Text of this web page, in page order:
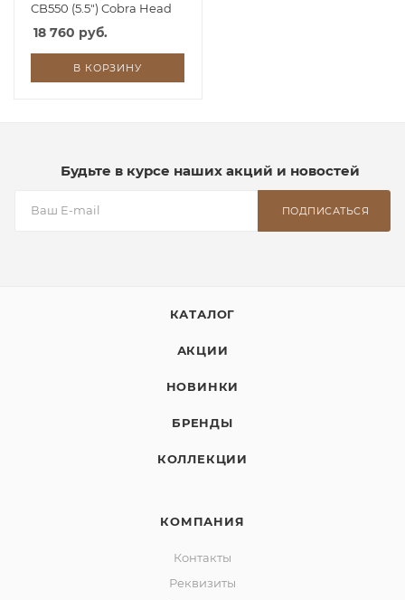
CB550 (5.5") Cobra Head
18 760 руб.
В КОРЗИНУ
Будьте в курсе наших акций и новостей
ПОДПИСАТЬСЯ
КАТАЛОГ
АКЦИИ
НОВИНКИ
БРЕНДЫ
КОЛЛЕКЦИИ
КОМПАНИЯ
Контакты
Реквизиты